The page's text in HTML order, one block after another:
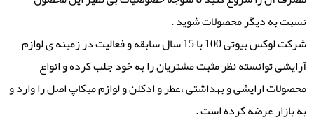
نسبت به دیگر محصولات شوید .
شرکت لوکس بیوتی 100 با 15 سال سابقه و فعالیت در زمینه ی لوازم
آرایشی توانسته نظر مثبت مشتریان را به خود جلب کرده و انواع
محصولات ارایشی و بهداشتی ،عطر و ادکلن و لوازم میکاپ اصل را وارد و
به بازار عرضه کرده است .